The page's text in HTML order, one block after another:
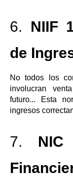
6. NIIF
de
No todos los
involucran
futuro... Esta
ingresos
7.